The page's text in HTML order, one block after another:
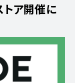
トア開催に